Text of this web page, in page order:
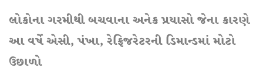
લોકોના ગરમીથી બચવાના અનેક પ્રયાસો જેના કારણે
આ વર્ષે એસી, પંખા, રેફ્રિજરેટરની ડિમાન્ડમાં મોટો
ઉછાળો